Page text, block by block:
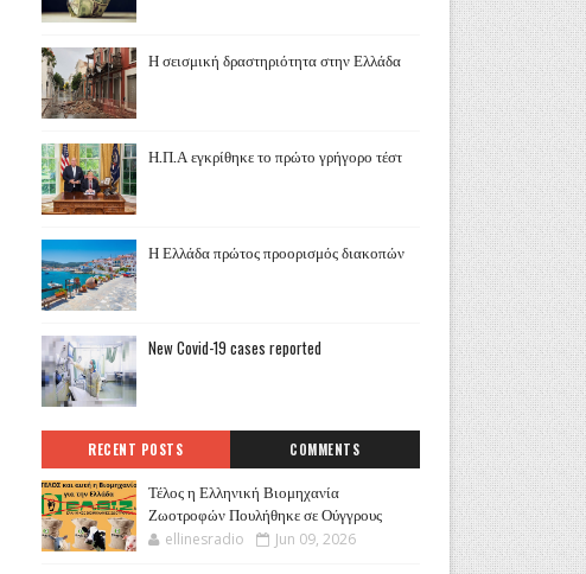
Η σεισμική δραστηριότητα στην Ελλάδα
Η.Π.Α εγκρίθηκε το πρώτο γρήγορο τέστ
Η Ελλάδα πρώτος προορισμός διακοπών
New Covid-19 cases reported
RECENT POSTS COMMENTS
Τέλος η Ελληνική Βιομηχανία
Ζωοτροφών Πουλήθηκε σε Ούγγρους
ellinesradio Jun 09, 2026